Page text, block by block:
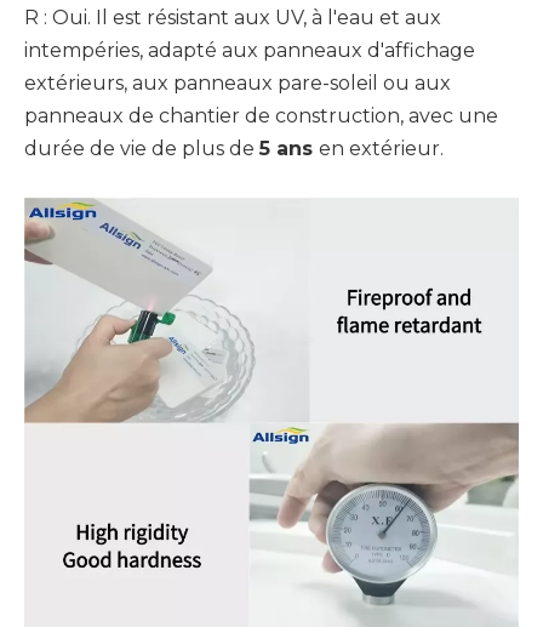
R : Oui. Il est résistant aux UV, à l'eau et aux
intempéries, adapté aux panneaux d'affichage
extérieurs, aux panneaux pare-soleil ou aux
panneaux de chantier de construction, avec une
durée de vie de plus de5 ans en extérieur.